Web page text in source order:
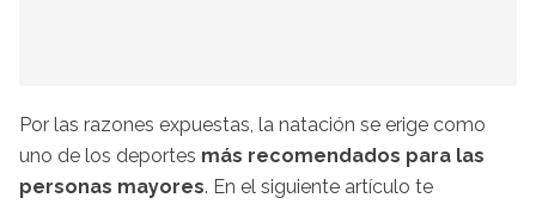
Por las razones expuestas, la natación se erige como
uno de los deportes más recomendados para las
personas mayores. En el siguiente artículo te